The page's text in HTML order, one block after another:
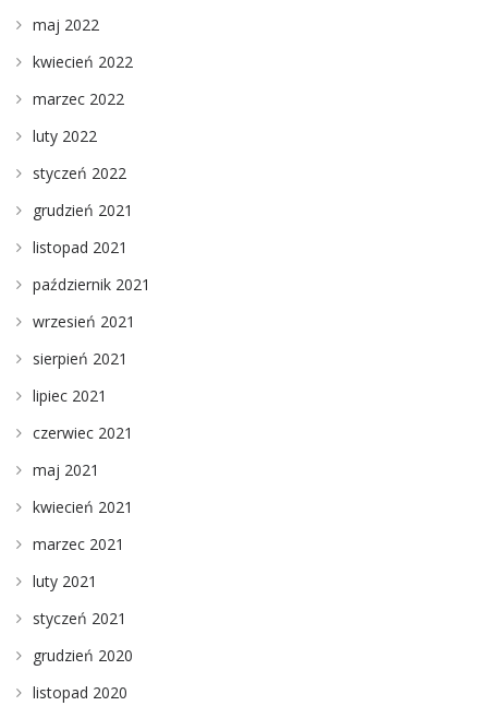
maj 2022
kwiecień 2022
marzec 2022
luty 2022
styczeń 2022
grudzień 2021
listopad 2021
październik 2021
wrzesień 2021
sierpień 2021
lipiec 2021
czerwiec 2021
maj 2021
kwiecień 2021
marzec 2021
luty 2021
styczeń 2021
grudzień 2020
listopad 2020